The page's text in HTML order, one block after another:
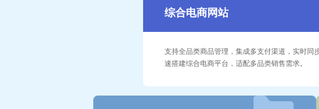
综合电商网站
支持全品类商品管理，集成多支付渠道，实时同
速搭建综合电商平台，适配多品类销售需求。